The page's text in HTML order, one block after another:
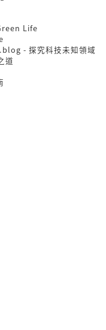
Life
- 探究科技未知領域
道